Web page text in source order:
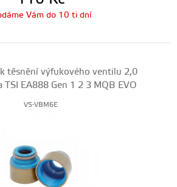
Vám do 10 ti dní
těsnění výfukového ventilu 2,0
TSI EA888 Gen 1 2 3 MQB EVO
VS-VBM6E